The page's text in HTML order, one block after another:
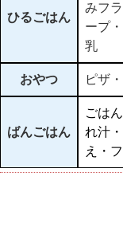
ひるごはん
みフ
ープ
乳
おやつ ピザ
ばんごはん
ごは
れ汁
え・